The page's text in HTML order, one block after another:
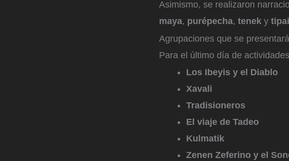
Asimismo, se realizaron
maya, purépecha, tenek y tipai
Agrupaciones que se
Para el último día de
Los Ibeyis y el Diablo
Xavali
Tradisioneros
El viaje de Tadeo
Kulmatik
Zenen Zeferino y el